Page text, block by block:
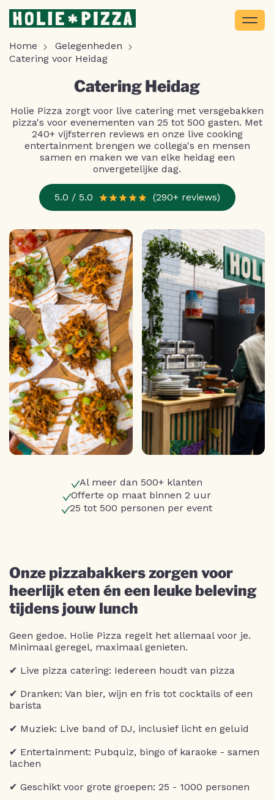
Home
Gelegenheden
Catering voor Heidag
Catering Heidag
Holie Pizza zorgt voor live catering met versgebakken
pizza's voor evenementen van 25 tot 500 gasten. Met
240+ vijfsterren reviews en onze live cooking
entertainment brengen we collega's en mensen
samen en maken we van elke heidag een
onvergetelijke dag.
5.0 / 5.0 (290+ reviews)
Al meer dan 500+ klanten
Offerte op maat binnen 2 uur
25 tot 500 personen per event
Onze pizzabakkers zorgen voor
heerlijk eten én een leuke beleving
tijdens jouw lunch
Geen gedoe. Holie Pizza regelt het allemaal voor je.
Minimaal geregel, maximaal genieten.
✔ Live pizza catering: Iedereen houdt van pizza
✔ Dranken: Van bier, wijn en fris tot cocktails of een
barista
✔ Muziek: Live band of DJ, inclusief licht en geluid
✔ Entertainment: Pubquiz, bingo of karaoke - samen
lachen
✔ Geschikt voor grote groepen: 25 - 1000 personen